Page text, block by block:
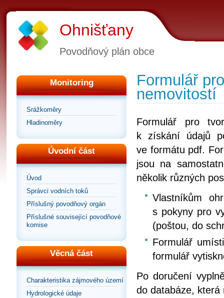
Ohnišťany
Povodňový plán obce
Monitoring
Srážkoměry
Hladinoměry
Úvodní část
Úvod
Správci vodních toků
Příslušný povodňový orgán
Příslušné související povodňové
komise
Věcná část
Charakteristika zájmového území
Hydrologické údaje
Formulář
nemovitostí
Formulář pro
k získání údajů
ve formátu pdf.
jsou na
několik různých
Vlastníkům
s pokyny pro
(poštou, do
Formulář
formulář
Po doručení
do databáze,